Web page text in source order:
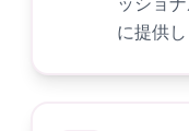
に提供し